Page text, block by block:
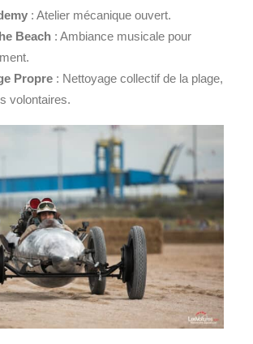
: Atelier mécanique ouvert.
Beach : Ambiance musicale pour
Propre : Nettoyage collectif de la plage,
volontaires.